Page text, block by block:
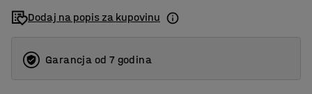
Dodaj na popis za kupovinu
Garancja od 7 godina